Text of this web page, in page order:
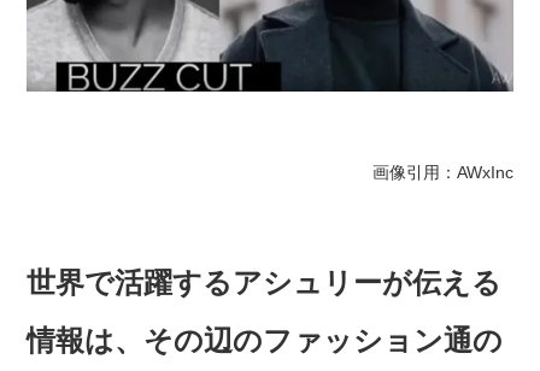
画像引用：AWxInc
世界で活躍するアシュリーが伝える
情報は、その辺のファッション通の